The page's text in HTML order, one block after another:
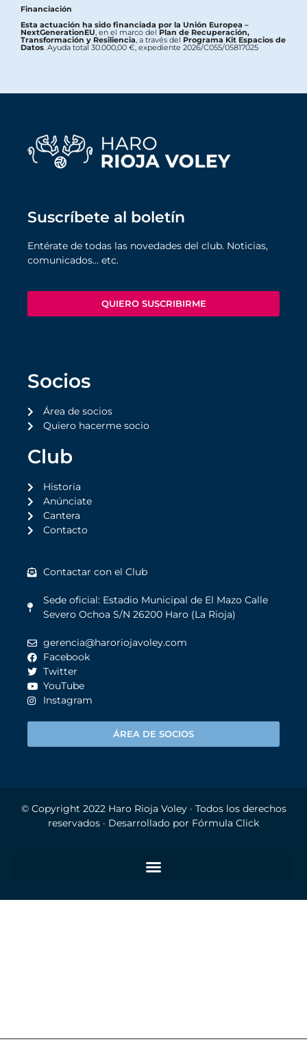
Financiación
Esta actuación ha sido financiada por la Unión Europea –
NextGenerationEU , en el marco delPlan de Recuperación,
Transformación y Resiliencia , a través del Programa Kit Espacios de
Datos . Ayuda total 30.000,00 €, expediente 2026/C055/05817025
Suscríbete al boletín
Entérate de todas las novedades del club. Noticias,
comunicados… etc.
QUIERO SUSCRIBIRME
Socios
Área de socios
Quiero hacerme socio
Club
Historia
Anúnciate
Cantera
Contacto
Contactar con el Club
Sede oficial: Estadio Municipal de El Mazo Calle
Severo Ochoa S/N 26200 Haro (La Rioja)
gerencia@haroriojavoley.com
Facebook
Twitter
YouTube
Instagram
ÁREA DE SOCIOS
© Copyright 2022 Haro Rioja Voley· Todos los derechos
reservados · Desarrollado por Fórmula Click